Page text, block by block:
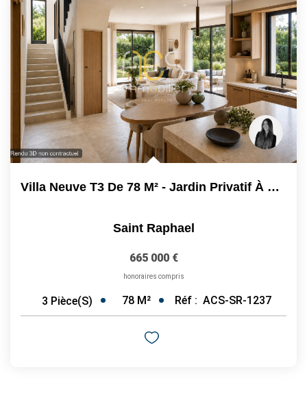
Villa Neuve T3 De 78 M² - Jardin Privatif À Saint-Raphaël -...
Saint Raphael
665 000 €
honoraires compris
3 Pièce(s) 78 M² Réf : ACS-SR-1237